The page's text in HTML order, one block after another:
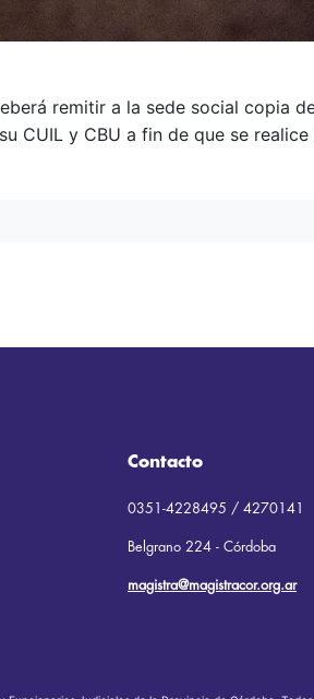
remitir a la sede social copia
CUIL y CBU a fin de que se
Contacto
0351-4228495 / 4270141
Belgrano 224 - Córdoba
magistra@magistracor.org.ar